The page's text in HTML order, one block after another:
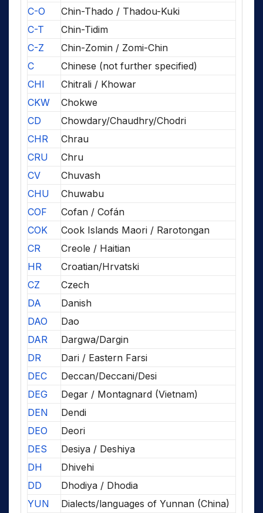
C-O
Chin-Thado / Thadou-Kuki
C-T
Chin-Tidim
C-Z
Chin-Zomin / Zomi-Chin
C
Chinese (not further specified)
CHI
Chitrali / Khowar
CKW
Chokwe
CD
Chowdary/Chaudhry/Chodri
CHR
Chrau
CRU
Chru
CV
Chuvash
CHU
Chuwabu
COF
Cofan / Cofán
COK
Cook Islands Maori / Rarotongan
CR
Creole / Haitian
HR
Croatian/Hrvatski
CZ
Czech
DA
Danish
DAO
Dao
DAR
Dargwa/Dargin
DR
Dari / Eastern Farsi
DEC
Deccan/Deccani/Desi
DEG
Degar / Montagnard (Vietnam)
DEN
Dendi
DEO
Deori
DES
Desiya / Deshiya
DH
Dhivehi
DD
Dhodiya / Dhodia
YUN
Dialects/languages of Yunnan (China)